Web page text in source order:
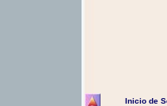
Inicio de